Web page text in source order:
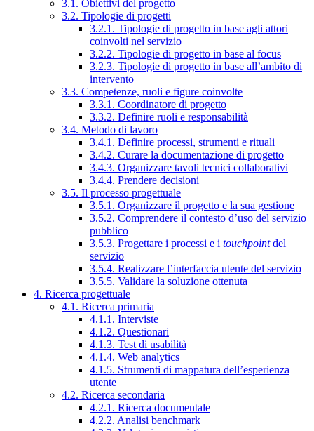
3.1. Obiettivi del progetto
3.2. Tipologie di progetti
3.2.1. Tipologie di progetto in base agli attori
coinvolti nel servizio
3.2.2. Tipologie di progetto in base al focus
3.2.3. Tipologie di progetto in base all’ambito di
intervento
3.3. Competenze, ruoli e figure coinvolte
3.3.1. Coordinatore di progetto
3.3.2. Definire ruoli e responsabilità
3.4. Metodo di lavoro
3.4.1. Definire processi, strumenti e rituali
3.4.2. Curare la documentazione di progetto
3.4.3. Organizzare tavoli tecnici collaborativi
3.4.4. Prendere decisioni
3.5. Il processo progettuale
3.5.1. Organizzare il progetto e la sua gestione
3.5.2. Comprendere il contesto d’uso del servizio
pubblico
3.5.3. Progettare i processi e i touchpointdel
servizio
3.5.4. Realizzare l’interfaccia utente del servizio
3.5.5. Validare la soluzione ottenuta
4. Ricerca progettuale
4.1. Ricerca primaria
4.1.1. Interviste
4.1.2. Questionari
4.1.3. Test di usabilità
4.1.4. Web analytics
4.1.5. Strumenti di mappatura dell’esperienza
utente
4.2. Ricerca secondaria
4.2.1. Ricerca documentale
4.2.2. Analisi benchmark